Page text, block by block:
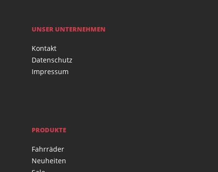
UNSER UNTERNEHMEN
Kontakt
Datenschutz
Impressum
PRODUKTE
Fahrräder
Neuheiten